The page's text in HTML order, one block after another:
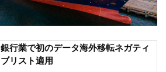
銀行業で初のデータ海外移転ネガティ
ブリスト適用